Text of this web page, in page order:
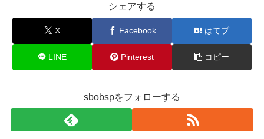
シェアする
X Facebook はてブ
LINE Pinterest コピー
sbobspをフォローする